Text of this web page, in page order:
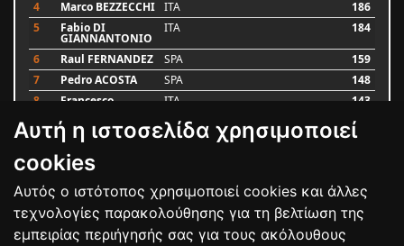
Αυτή η ιστοσελίδα χρησιμοποιεί
cookies
Αυτός ο ιστότοπος χρησιμοποιεί cookies και άλλες
τεχνολογίες παρακολούθησης για τη βελτίωση της
εμπειρίας περιήγησής σας για τους ακόλουθους
4
Marco BEZZECCHI ITA
186
5
Fabio DI
GIANNANTONIO
ITA 184
6 Raul FERNANDEZ SPA
159
7
Pedro ACOSTA SPA
148
8
Francesco ITA 143
9 Alex MARQUEZ SPA
Luca MARINI
Bαθμολογία